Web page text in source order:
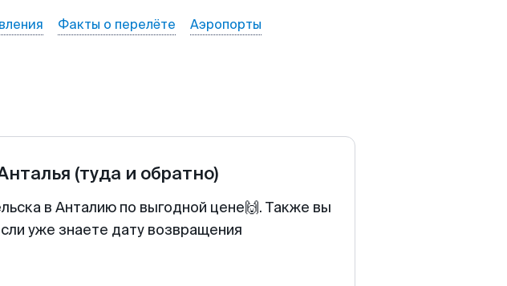
Факты о перелёте Аэропорты
(туда и обратно)
в Анталию по выгодной цене🙌. Также вы
уже знаете дату возвращения